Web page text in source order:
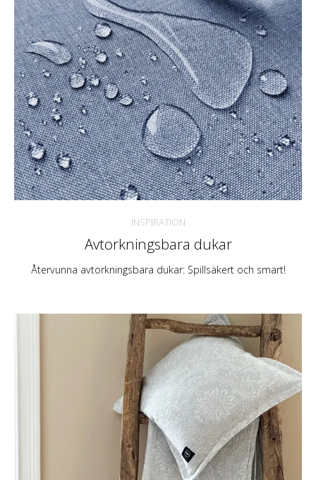
INSPIRATION
Avtorkningsbara dukar
Återvunna avtorkningsbara dukar: Spillsäkert och smart!